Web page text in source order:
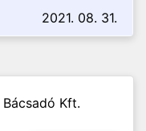
2021. 08. 31.
Bácsadó Kft.